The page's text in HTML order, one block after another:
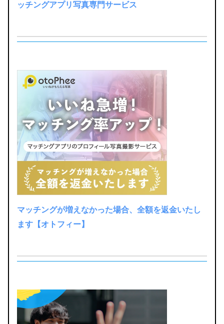
ッチングアプリ写真専門サービス
マッチングが増えなかった場合、全額を返金いたし
ます【オトフィー】